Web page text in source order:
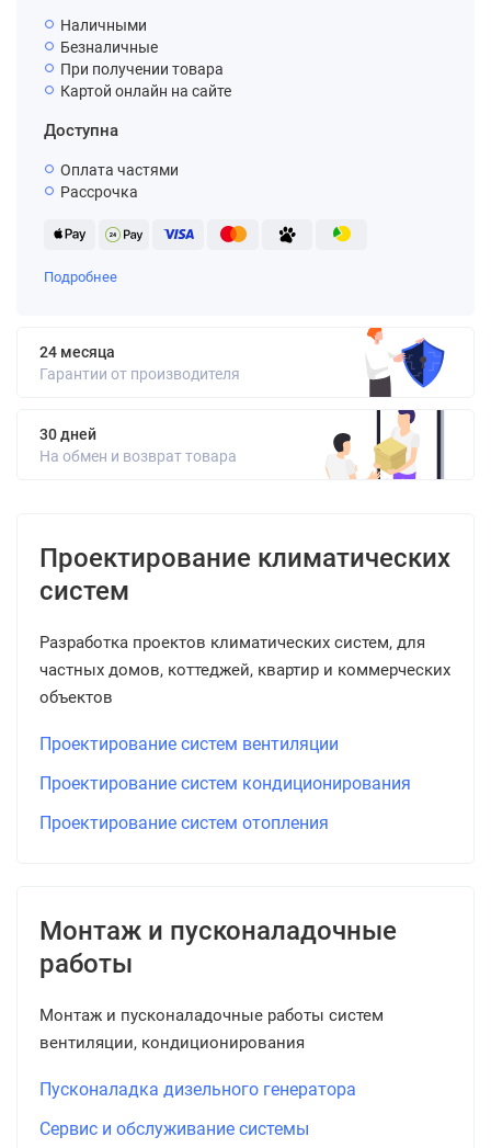
Наличными
Безналичные
При получении товара
Картой онлайн на сайте
Доступна
Оплата частями
Рассрочка
Подробнее
24 месяца
Гарантии от производителя
30 дней
На обмен и возврат товара
Проектирование климатических
систем
Разработка проектов климатических систем, для
частных домов, коттеджей, квартир и коммерческих
объектов
Проектирование систем вентиляции
Проектирование систем кондиционирования
Проектирование систем отопления
Монтаж и пусконаладочные
работы
Монтаж и пусконаладочные работы систем
вентиляции, кондиционирования
Пусконаладка дизельного генератора
Сервис и обслуживание системы